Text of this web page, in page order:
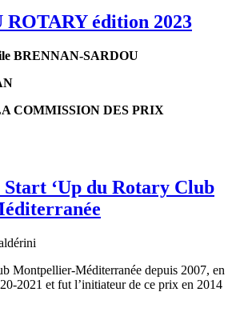
édition 2023
BRENNAN-SARDOU
COMMISSION DES PRIX
‘Up du Rotary Club
Montpellier-Méditerranée depuis 2007, en
2021 et fut l’initiateur de ce prix en 2014